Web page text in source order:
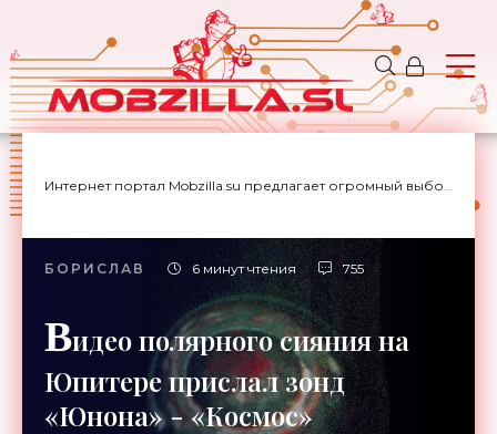
Интернет портал Mobzilla.su предлагает огромный выбор новостей с доставкой на дом.
БОРИСЛАВ 6 минут чтения 755
Видео полярного сияния на
Юпитере прислал зонд
«Юнона» - «Космос»